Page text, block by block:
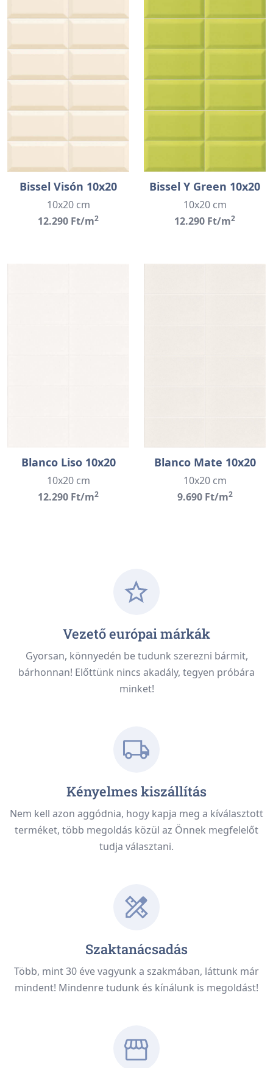
Bissel Visón 10x20
10x20 cm
12.290 Ft/m2
Bissel Y Green 10x20
10x20 cm
12.290 Ft/m2
Blanco Liso 10x20
10x20 cm
12.290 Ft/m2
Blanco Mate 10x20
10x20 cm
9.690 Ft/m2
Vezető európai márkák
Gyorsan, könnyedén be tudunk szerezni bármit,
bárhonnan! Előttünk nincs akadály, tegyen próbára
minket!
Kényelmes kiszállítás
Nem kell azon aggódnia, hogy kapja meg a kíválasztott
terméket, több megoldás közül az Önnek megfelelőt
tudja választani.
Szaktanácsadás
Több, mint 30 éve vagyunk a szakmában, láttunk már
mindent! Mindenre tudunk és kínálunk is megoldást!